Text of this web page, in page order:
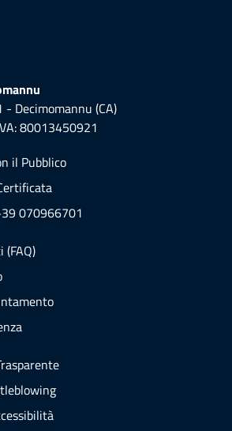
- Decimomannu (CA)
80013450921
il Pubblico
070966701